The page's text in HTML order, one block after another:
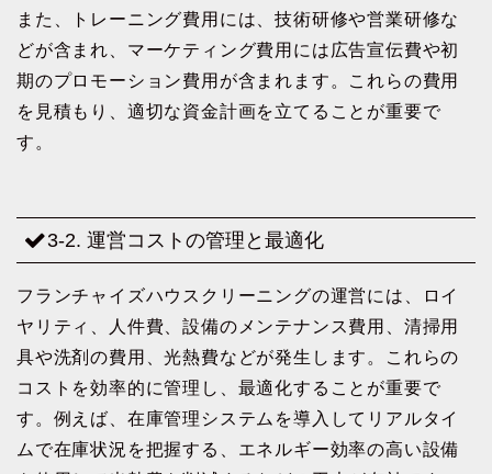
また、トレーニング費用には、技術研修や営業研修な
どが含まれ、マーケティング費用には広告宣伝費や初
期のプロモーション費用が含まれます。これらの費用
を見積もり、適切な資金計画を立てることが重要で
す。
3-2. 運営コストの管理と最適化
フランチャイズハウスクリーニングの運営には、ロイ
ヤリティ、人件費、設備のメンテナンス費用、清掃用
具や洗剤の費用、光熱費などが発生します。これらの
コストを効率的に管理し、最適化することが重要で
す。例えば、在庫管理システムを導入してリアルタイ
ムで在庫状況を把握する、エネルギー効率の高い設備